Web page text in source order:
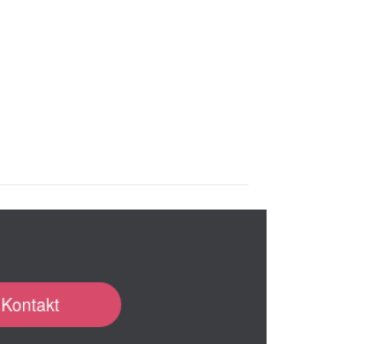
Kontakt